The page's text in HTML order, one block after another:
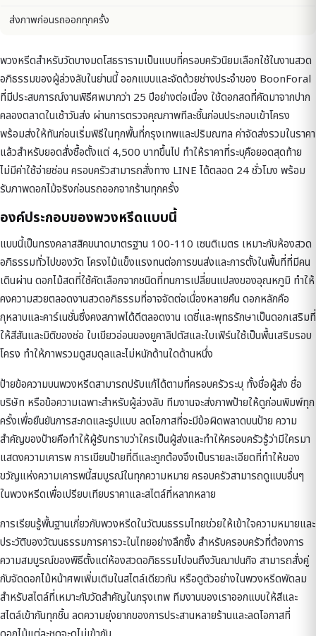
ส่งภาพก่อนรถออกทุกครั้ง
พวงหรีดสำหรับวัดบางมดโสธรารามเป็นแบบที่ครอบครัวนิยมเลือกใช้ในงานสวด
อภิธรรมของผู้ล่วงลับในย่านนี้ ออกแบบและจัดด้วยช่างประจำของ BoonForal
ที่มีประสบการณ์งานพิธีศพมากว่า 25 ปีอย่างต่อเนื่อง ใช้ดอกสดที่คัดมาจากปาก
คลองตลาดในเช้าวันส่ง ผ่านการตรวจคุณภาพทีละชิ้นก่อนประกอบเข้าโครง
พร้อมส่งให้ทันก่อนเริ่มพิธีในทุกพื้นที่กรุงเทพและปริมณฑล ค่าจัดส่งรวมในราคา
แล้วสำหรับยอดสั่งซื้อตั้งแต่ 4,500 บาทขึ้นไป ทำให้ราคาที่ระบุคือยอดสุดท้าย
ไม่มีค่าใช้จ่ายซ่อน ครอบครัวสามารถสั่งทาง LINE ได้ตลอด 24 ชั่วโมง พร้อม
รับภาพดอกไม้จริงก่อนรถออกจากร้านทุกครั้ง
องค์ประกอบของพวงหรีดแบบนี้
แบบนี้เป็นทรงคลาสสิคขนาดมาตรฐาน 100-110 เซนติเมตร เหมาะกับห้องสวด
อภิธรรมทั่วไปของวัด โครงไม้แข็งแรงทนต่อการขนส่งและการตั้งในพื้นที่ที่มีคน
เดินผ่าน ดอกไม้สดที่ใช้คัดเลือกจากชนิดที่ทนการเปลี่ยนแปลงของอุณหภูมิ ทำให้
คงความสวยตลอดงานสวดอภิธรรมที่อาจจัดต่อเนื่องหลายคืน ดอกหลักคือ
กุหลาบและคาร์เนชั่นซึ่งคงสภาพได้ดีตลอดงาน เดซี่และพุทธรักษาเป็นดอกเสริมที่
ให้สีสันและมิติของช่อ ใบเขียวอ่อนของยูคาลิปตัสและใบเฟิร์นใช้เป็นพื้นเสริมรอบ
โครง ทำให้ภาพรวมดูสมดุลและไม่หนักด้านใดด้านหนึ่ง
ป้ายข้อความบนพวงหรีดสามารถปรับแก้ได้ตามที่ครอบครัวระบุ ทั้งชื่อผู้ส่ง ชื่อ
บริษัท หรือข้อความเฉพาะสำหรับผู้ล่วงลับ ทีมงานจะส่งภาพป้ายให้ดูก่อนพิมพ์ทุก
ครั้งเพื่อยืนยันการสะกดและรูปแบบ ลดโอกาสที่จะมีข้อผิดพลาดบนป้าย ความ
สำคัญของป้ายคือทำให้ผู้รับทราบว่าใครเป็นผู้ส่งและทำให้ครอบครัวรู้ว่ามีใครมา
แสดงความเคารพ การเขียนป้ายที่ดีและถูกต้องจึงเป็นรายละเอียดที่ทำให้ของ
ขวัญแห่งความเคารพนี้สมบูรณ์ในทุกความหมาย ครอบครัวสามารถดูแบบอื่นๆ
ในพวงหรีดเพื่อเปรียบเทียบราคาและสไตล์ที่หลากหลาย
การเรียนรู้พื้นฐานเกี่ยวกับพวงหรีดในวัฒนธรรมไทยช่วยให้เข้าใจความหมายและ
ประวัติของวัฒนธรรมการคารวะในไทยอย่างลึกซึ้ง สำหรับครอบครัวที่ต้องการ
ความสมบูรณ์ของพิธีตั้งแต่ห้องสวดอภิธรรมไปจนถึงวันฌาปนกิจ สามารถสั่งคู่
กับจัดดอกไม้หน้าศพเพิ่มเติมในสไตล์เดียวกัน หรือดูตัวอย่างในพวงหรีดพัดลม
สำหรับสไตล์ที่เหมาะกับวัดสำคัญในกรุงเทพ ทีมงานของเราออกแบบให้สีและ
สไตล์เข้ากันทุกชิ้น ลดความยุ่งยากของการประสานหลายร้านและลดโอกาสที่